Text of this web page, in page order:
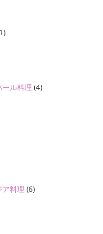
ール料理 (4)
ア料理 (6)